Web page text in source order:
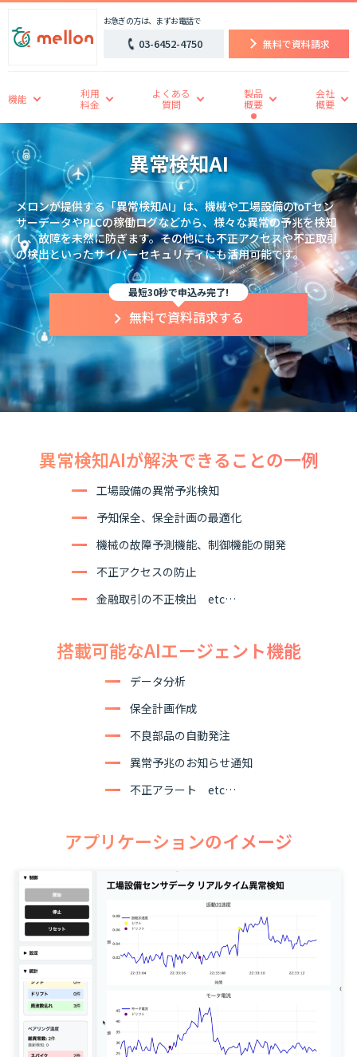
機能
利用
料金
よくある
質問
製品
概要
会社
概要
お急ぎの方は、まずお電話で
03-6452-4750 無料で資料請求
異常検知AI
メロンが提供する「異常検知AI」は、機械や工場設備のIoTセン
サーデータやPLCの稼働ログなどから、様々な異常の予兆を検知
し、故障を未然に防ぎます。その他にも不正アクセスや不正取引
の検出といったサイバーセキュリティにも活用可能です。
最短30秒で申込み完了!
無料で資料請求する
異常検知AIが解決できることの一例
工場設備の異常予兆検知
予知保全、保全計画の最適化
機械の故障予測機能、制御機能の開発
不正アクセスの防止
金融取引の不正検出 etc…
搭載可能なAIエージェント機能
データ分析
保全計画作成
不良部品の自動発注
異常予兆のお知らせ通知
不正アラート etc…
アプリケーションのイメージ